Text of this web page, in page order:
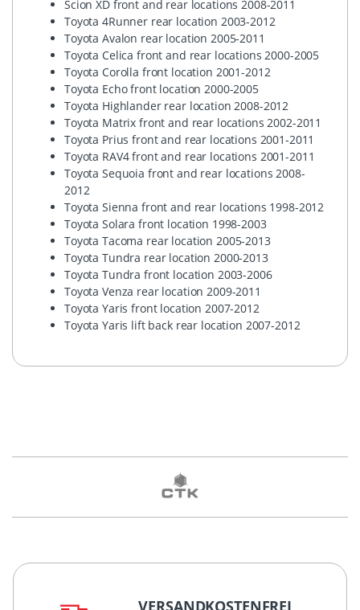
Scion XD front and rear locations 2008-2011
Toyota 4Runner rear location 2003-2012
Toyota Avalon rear location 2005-2011
Toyota Celica front and rear locations 2000-2005
Toyota Corolla front location 2001-2012
Toyota Echo front location 2000-2005
Toyota Highlander rear location 2008-2012
Toyota Matrix front and rear locations 2002-2011
Toyota Prius front and rear locations 2001-2011
Toyota RAV4 front and rear locations 2001-2011
Toyota Sequoia front and rear locations 2008-
2012
Toyota Sienna front and rear locations 1998-2012
Toyota Solara front location 1998-2003
Toyota Tacoma rear location 2005-2013
Toyota Tundra rear location 2000-2013
Toyota Tundra front location 2003-2006
Toyota Venza rear location 2009-2011
Toyota Yaris front location 2007-2012
Toyota Yaris lift back rear location 2007-2012
VERSANDKOSTENFREI